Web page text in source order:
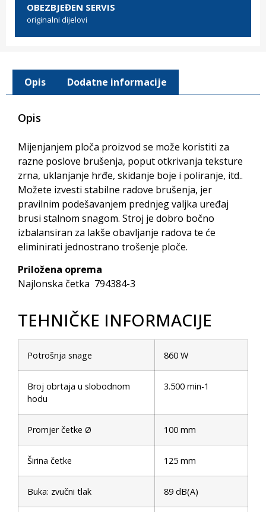
OBEZBJEĐEN SERVIS
originalni dijelovi
Opis Dodatne informacije
Opis
Mijenjanjem ploča proizvod se može koristiti za
razne poslove brušenja, poput otkrivanja teksture
zrna, uklanjanje hrđe, skidanje boje i poliranje, itd..
Možete izvesti stabilne radove brušenja, jer
pravilnim podešavanjem prednjeg valjka uređaj
brusi stalnom snagom. Stroj je dobro bočno
izbalansiran za lakše obavljanje radova te će
eliminirati jednostrano trošenje ploče.
Priložena oprema
Najlonska četka 794384-3
TEHNIČKE INFORMACIJE
Potrošnja snage 860 W
Broj obrtaja u slobodnom
hodu
3.500 min-1
Promjer četke Ø 100 mm
Širina četke 125 mm
Buka: zvučni tlak 89 dB(A)